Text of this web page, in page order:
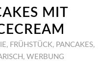
MIT
, FRÜHSTÜCK, PANCAKES,
, WERBUNG